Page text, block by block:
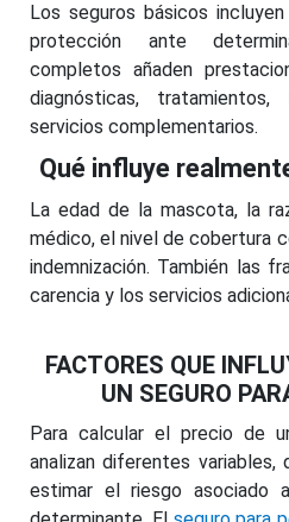
Los seguros básicos
protección ante
completos añaden
diagnósticas,
servicios complementarios.
Qué influye
La edad de la mascota, la
médico, el nivel de cobertura
indemnización. También las
carencia y los servicios
FACTORES QUE
UN SEGURO
Para calcular el precio de
analizan diferentes
estimar el riesgo asociado